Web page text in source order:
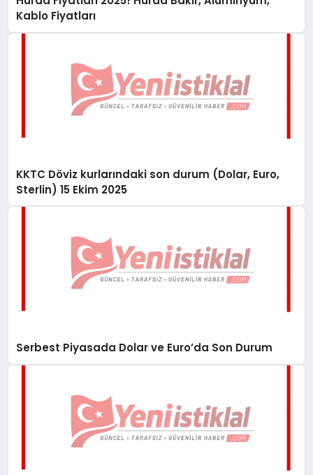
Kablo Fiyatları
KKTC Döviz kurlarındaki son durum (Dolar, Euro,
Sterlin) 15 Ekim 2025
Serbest Piyasada Dolar ve Euro’da Son Durum